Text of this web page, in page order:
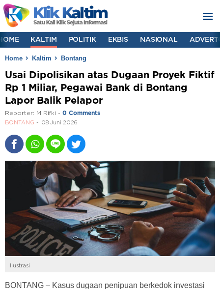
KALTIM POLITIK EKBIS NASIONAL
Home Kaltim Bontang
Usai Dipolisikan atas Dugaan Proyek Fiktif
Rp 1 Miliar, Pegawai Bank di Bontang
Lapor Balik Pelapor
Reporter: M Rifki - 0 Comments
BONTANG 08 Juni 2026
Ilustrasi
BONTANG – Kasus dugaan penipuan berkedok investasi